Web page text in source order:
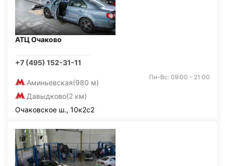
АТЦ Очаково
+7 (495) 152-31-11
Аминьевская(980 м)
Давыдково(2 км)
Пн-Вс: 09:00 - 21:00
Очаковское ш., 10к2с2